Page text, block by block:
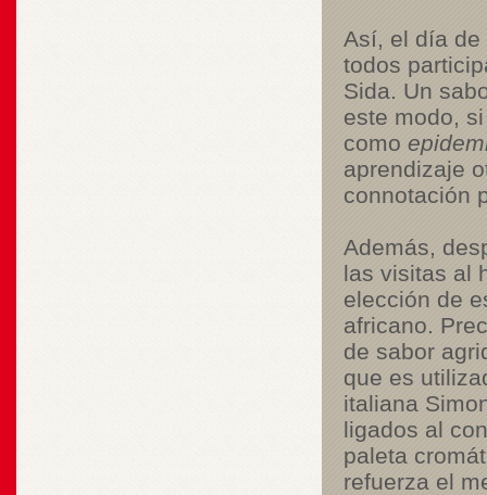
Así, el día de
todos
Sida. Un
este modo,
como
aprendizaje
connotación
Además,
las visitas al
elección de
africano.
de sabor
que es
italiana
ligados al
paleta
refuerza el